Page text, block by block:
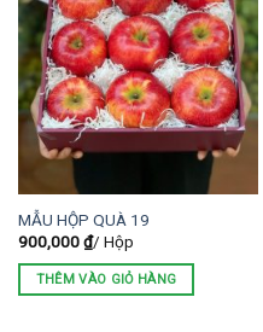
MẪU HỘP QUÀ 19
900,000₫/ Hộp
THÊM VÀO GIỎ HÀNG